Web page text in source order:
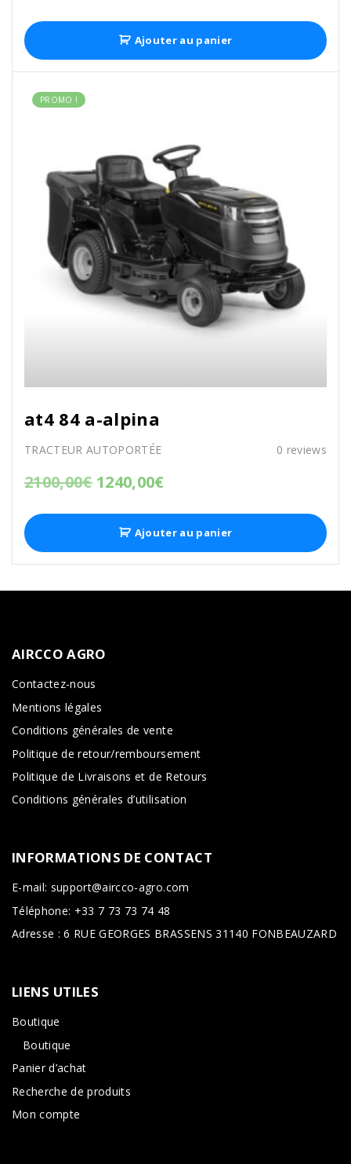
Ajouter au panier
PROMO !
at4 84 a-alpina
TRACTEUR AUTOPORTÉE 0 reviews
2100,00€ 1240,00€
Ajouter au panier
AIRCCO AGRO
Contactez-nous
Mentions légales
Conditions générales de vente
Politique de retour/remboursement
Politique de Livraisons et de Retours
Conditions générales d’utilisation
INFORMATIONS DE CONTACT
E-mail: support@aircco-agro.com
Téléphone: +33 7 73 73 74 48
Adresse : 6 RUE GEORGES BRASSENS 31140 FONBEAUZARD
LIENS UTILES
Boutique
Boutique
Panier d’achat
Recherche de produits
Mon compte